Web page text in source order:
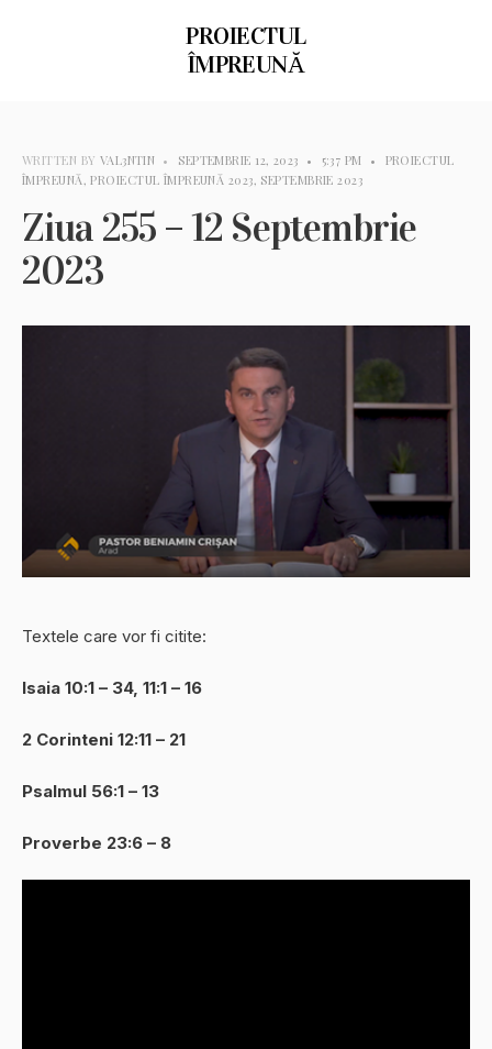
PROIECTUL
ÎMPREUNĂ
WRITTEN BY VAL3NTIN • SEPTEMBRIE 12, 2023 • 5:37 PM •
PROIECTUL
ÎMPREUNĂ,PROIECTUL ÎMPREUNĂ 2023, SEPTEMBRIE 2023
Ziua 255 – 12 Septembrie
2023
Textele care vor fi citite:
Isaia 10:1 – 34, 11:1 – 16
2 Corinteni 12:11 – 21
Psalmul 56:1 – 13
Proverbe 23:6 – 8